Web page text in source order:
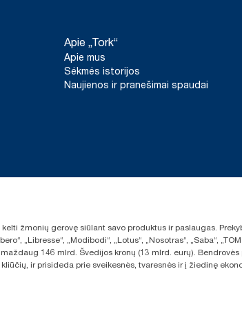
popieriaus gamybai pradėjome pirkti elektros energiją iš
ir suderintą pagal kilmės garantijas. Gautas anglies
įvertintas trečiosios šalies atliktame gyvavimo ciklo nuo
Apie „Tork“
Apie mus
Sėkmės istorijos
Naujienos ir pranešimai spaudai
žmonių gerovę siūlant savo produktus ir paslaugas.
„Libresse“, „Modibodi“, „Lotus“, „Nosotras“, „Saba“,
146 mlrd. Švedijos kronų (13 mlrd. eurų).
ir prisideda prie sveikesnės, tvaresnės ir į žiedinę